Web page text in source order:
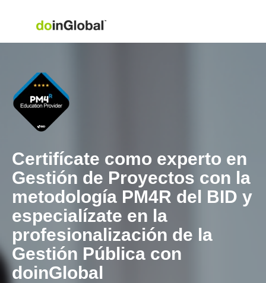
Certifícate como experto en
Gestión de Proyectos con la
metodología PM4R del BID y
especialízate en la
profesionalización de la
Gestión Pública con
doinGlobal